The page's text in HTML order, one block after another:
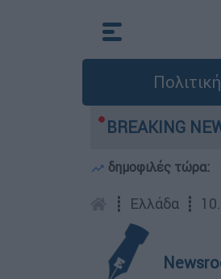
Πολιτική
BREAKING
ανθρωποκτονίες στην
δημοφιλές τώρα:
┋ Ελλάδα ┋